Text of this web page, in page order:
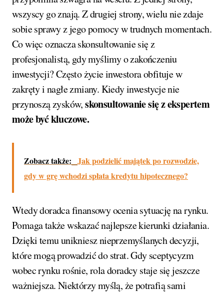
wszyscy go znają. Z drugiej strony, wielu nie zdaje
sobie sprawy z jego pomocy w trudnych momentach.
Co więc oznacza skonsultowanie się z
profesjonalistą, gdy myślimy o zakończeniu
inwestycji? Często życie inwestora obfituje w
zakręty i nagłe zmiany. Kiedy inwestycje nie
przynoszą zysków,skonsultowanie się z ekspertem
może być kluczowe.
Zobacz także: Jak podzielić majątek po rozwodzie,
gdy w grę wchodzi spłata kredytu hipotecznego?
Wtedy doradca finansowy ocenia sytuację na rynku.
Pomaga także wskazać najlepsze kierunki działania.
Dzięki temu unikniesz nieprzemyślanych decyzji,
które mogą prowadzić do strat. Gdy sceptycyzm
wobec rynku rośnie, rola doradcy staje się jeszcze
ważniejsza. Niektórzy myślą, że potrafią sami